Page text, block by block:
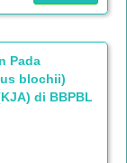
Pada
blochii)
di BBPBL